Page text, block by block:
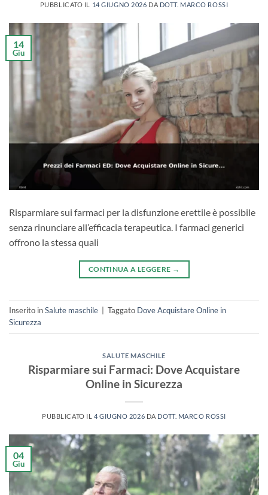
PUBBLICATO IL 14 GIUGNO 2026 DA DOTT. MARCO ROSSI
14
Giu
Risparmiare sui farmaci per la disfunzione erettile è possibile
senza rinunciare all’efficacia terapeutica. I farmaci generici
offrono la stessa quali
CONTINUA A LEGGERE →
Inserito inSalute maschile Taggato Dove Acquistare Online in
Sicurezza
SALUTE MASCHILE
Risparmiare sui Farmaci: Dove Acquistare
Online in Sicurezza
PUBBLICATO IL 4 GIUGNO 2026 DA DOTT. MARCO ROSSI
04
Giu